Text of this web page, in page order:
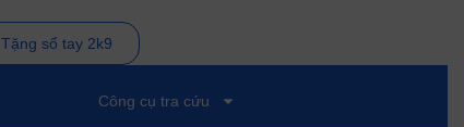
Tặng sổ tay 2k9
Công cụ tra cứu